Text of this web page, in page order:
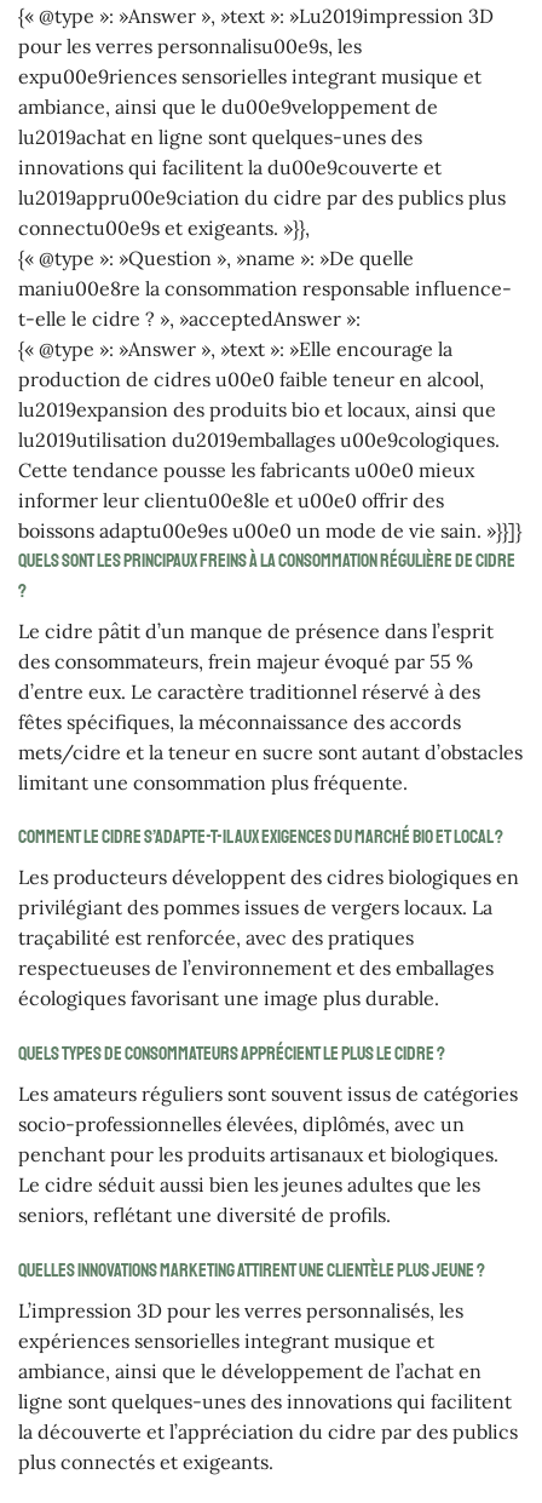
{« @type »: »Answer », »text »: »Lu2019impression 3D
pour les verres personnalisu00e9s, les
expu00e9riences sensorielles integrant musique et
ambiance, ainsi que le du00e9veloppement de
lu2019achat en ligne sont quelques-unes des
innovations qui facilitent la du00e9couverte et
lu2019appru00e9ciation du cidre par des publics plus
connectu00e9s et exigeants. »}},
{« @type »: »Question », »name »: »De quelle
maniu00e8re la consommation responsable influence-
t-elle le cidre ? », »acceptedAnswer »:
{« @type »: »Answer », »text »: »Elle encourage la
production de cidres u00e0 faible teneur en alcool,
lu2019expansion des produits bio et locaux, ainsi que
lu2019utilisation du2019emballages u00e9cologiques.
Cette tendance pousse les fabricants u00e0 mieux
informer leur clientu00e8le et u00e0 offrir des
boissons adaptu00e9es u00e0 un mode de vie sain. »}}]}
Quels sont les principaux freins à la consommation régulière de cidre
?
Le cidre pâtit d’un manque de présence dans l’esprit
des consommateurs, frein majeur évoqué par 55 %
d’entre eux. Le caractère traditionnel réservé à des
fêtes spécifiques, la méconnaissance des accords
mets/cidre et la teneur en sucre sont autant d’obstacles
limitant une consommation plus fréquente.
Comment le cidre s’adapte-t-il aux exigences du marché bio et local ?
Les producteurs développent des cidres biologiques en
privilégiant des pommes issues de vergers locaux. La
traçabilité est renforcée, avec des pratiques
respectueuses de l’environnement et des emballages
écologiques favorisant une image plus durable.
Quels types de consommateurs apprécient le plus le cidre ?
Les amateurs réguliers sont souvent issus de catégories
socio-professionnelles élevées, diplômés, avec un
penchant pour les produits artisanaux et biologiques.
Le cidre séduit aussi bien les jeunes adultes que les
seniors, reflétant une diversité de profils.
Quelles innovations marketing attirent une clientèle plus jeune ?
L’impression 3D pour les verres personnalisés, les
expériences sensorielles integrant musique et
ambiance, ainsi que le développement de l’achat en
ligne sont quelques-unes des innovations qui facilitent
la découverte et l’appréciation du cidre par des publics
plus connectés et exigeants.